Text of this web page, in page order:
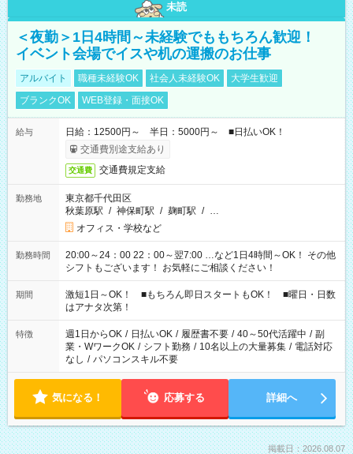
未読
＜夜勤＞1日4時間～未経験でももちろん歓迎！
イベント会場でイスや机の運搬のお仕事
アルバイト 職種未経験OK 社会人未経験OK
大学生歓迎
ブランクOK
WEB登録・面接OK
給与
日給：12500円～ 半日：5000円～ ■日払いOK！
交通費別途支給あり
交通費 交通費規定支給
勤務地
東京都千代田区
秋葉原駅 / 神保町駅 / 麹町駅 / …
オフィス・学校など
勤務時間
20:00～24：00 22：00～翌7:00 …など1日4時間～OK！ その他
シフトもございます！ お気軽にご相談ください！
期間
激短1日～OK！ ■もちろん即日スタートもOK！ ■曜日・日数
はアナタ次第！
特徴 週1日からOK / 日払いOK / 履歴書不要 / 40～50代活躍中 / 副
業・WワークOK / シフト勤務 / 10名以上の大量募集 / 電話対応
なし / パソコンスキル不要
気になる！ 応募する 詳細へ
掲載日：2026.08.07